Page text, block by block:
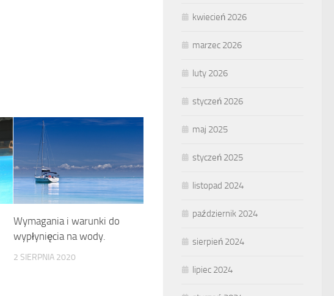
Wymagania i warunki do
wypłynięcia na wody.
2 SIERPNIA 2020
kwiecień 2026
marzec 2026
luty 2026
styczeń 2026
maj 2025
styczeń 2025
listopad 2024
październik 2024
sierpień 2024
lipiec 2024